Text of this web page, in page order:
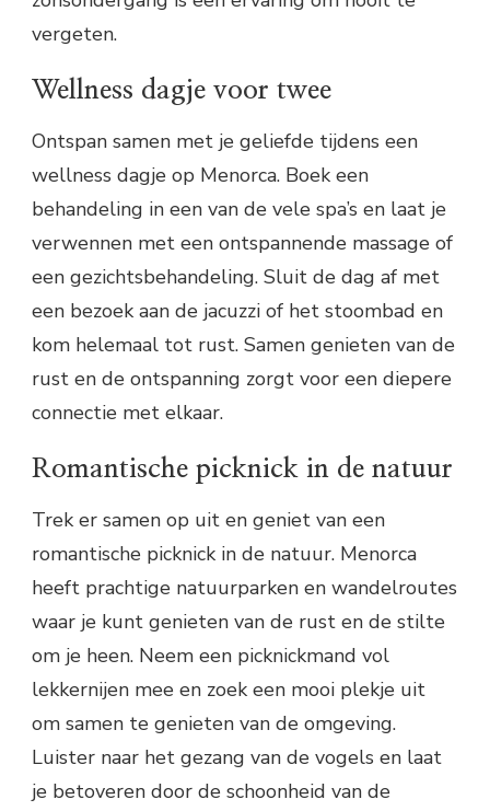
vergeten.
Wellness dagje voor twee
Ontspan samen met je geliefde tijdens een
wellness dagje op Menorca. Boek een
behandeling in een van de vele spa’s en laat je
verwennen met een ontspannende massage of
een gezichtsbehandeling. Sluit de dag af met
een bezoek aan de jacuzzi of het stoombad en
kom helemaal tot rust. Samen genieten van de
rust en de ontspanning zorgt voor een diepere
connectie met elkaar.
Romantische picknick in de natuur
Trek er samen op uit en geniet van een
romantische picknick in de natuur. Menorca
heeft prachtige natuurparken en wandelroutes
waar je kunt genieten van de rust en de stilte
om je heen. Neem een picknickmand vol
lekkernijen mee en zoek een mooi plekje uit
om samen te genieten van de omgeving.
Luister naar het gezang van de vogels en laat
je betoveren door de schoonheid van de